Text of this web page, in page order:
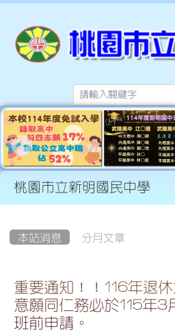
桃園市立新明國民中學
本站消息 分月文章
重要通知！！116年退
意願同仁務必於115年
班前申請。